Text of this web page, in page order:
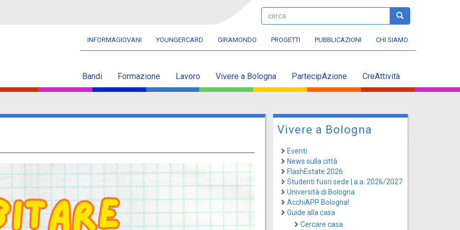
cerca cerca
Navbar
INFORMAGIOVANI YOUNGERCARD GIRAMONDO PROGETTI PUBBLICAZIONI CHI SIAMO
Bandi Formazione Lavoro Vivere a Bologna PartecipAzione CreAttività
Vivere a Bologna
Eventi
News sulla città
FlashEstate 2026
Studenti fuori sede | a.a. 2026/2027
Università di Bologna
AcchiAPP Bologna!
Guide alla casa
Cercare casa